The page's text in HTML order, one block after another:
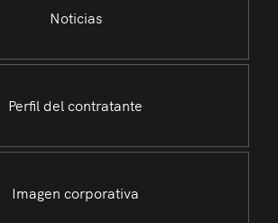
Noticias
Perfil del contratante
Imagen corporativa